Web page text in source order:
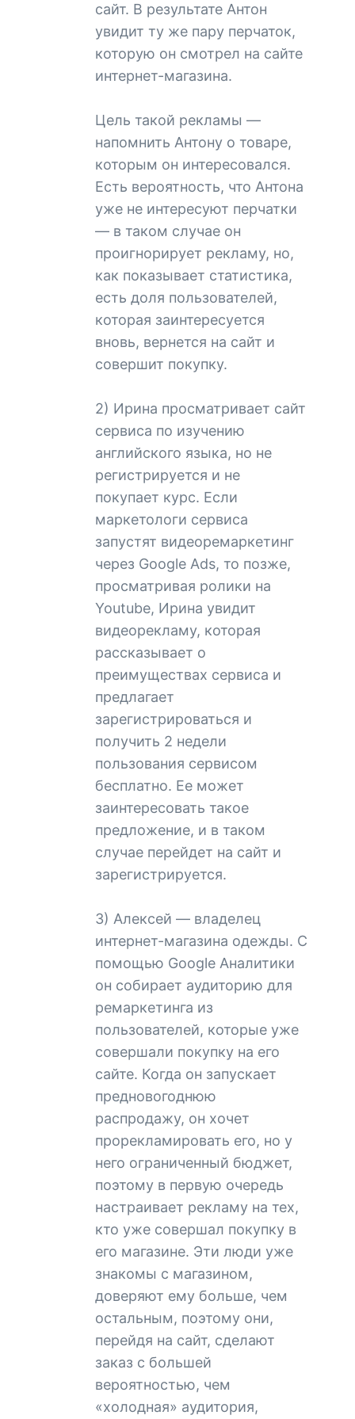
сайт. В результате Антон
увидит ту же пару перчаток,
которую он смотрел на сайте
интернет-магазина.
Цель такой рекламы —
напомнить Антону о товаре,
которым он интересовался.
Есть вероятность, что Антона
уже не интересуют перчатки
— в таком случае он
проигнорирует рекламу, но,
как показывает статистика,
есть доля пользователей,
которая заинтересуется
вновь, вернется на сайт и
совершит покупку.
2) Ирина просматривает сайт
сервиса по изучению
английского языка, но не
регистрируется и не
покупает курс. Если
маркетологи сервиса
запустят видеоремаркетинг
через Google Ads, то позже,
просматривая ролики на
Youtube, Ирина увидит
видеорекламу, которая
рассказывает о
преимуществах сервиса и
предлагает
зарегистрироваться и
получить 2 недели
пользования сервисом
бесплатно. Ее может
заинтересовать такое
предложение, и в таком
случае перейдет на сайт и
зарегистрируется.
3) Алексей — владелец
интернет-магазина одежды. С
помощью Google Аналитики
он собирает аудиторию для
ремаркетинга из
пользователей, которые уже
совершали покупку на его
сайте. Когда он запускает
предновогоднюю
распродажу, он хочет
прорекламировать его, но у
него ограниченный бюджет,
поэтому в первую очередь
настраивает рекламу на тех,
кто уже совершал покупку в
его магазине. Эти люди уже
знакомы с магазином,
доверяют ему больше, чем
остальным, поэтому они,
перейдя на сайт, сделают
заказ с большей
вероятностью, чем
«холодная» аудитория,